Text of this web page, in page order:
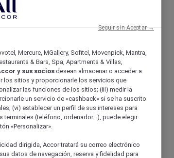
Mercure, MGallery, Sofitel, Movenpick, Mantra,
& Bars, Spa, Apartments & Villas,
y sus socios desean almacenar o acceder a
los sitios y proporcionarle los servicios que
las funciones de los sitios; (iii) medir la
un servicio de «cashback» si se ha suscrito
(vi) establecer un perfil de sus intereses para
(teléfono, ordenador...), puede elegir
«Personalizar».
dirigida, Accor tratará su correo electrónico
datos de navegación, reserva y fidelidad para
Seguir sin Aceptar →